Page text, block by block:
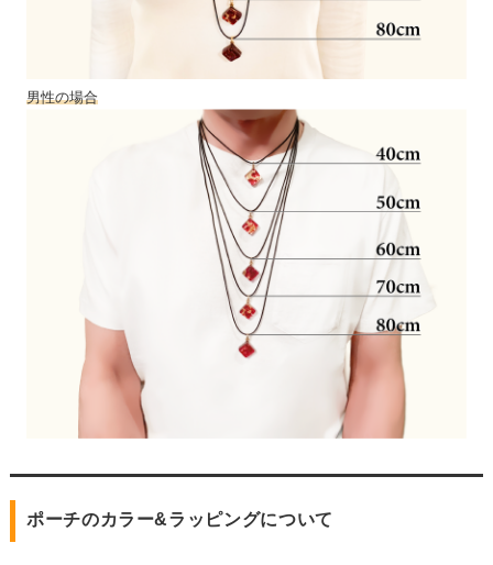
男性の場合
ポーチのカラー&ラッピングについて